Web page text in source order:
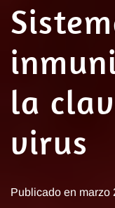
la
virus
Publicado en marzo